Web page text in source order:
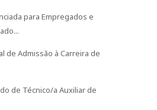
para Empregados e
de Admissão à Carreira de
de Técnico/a Auxiliar de